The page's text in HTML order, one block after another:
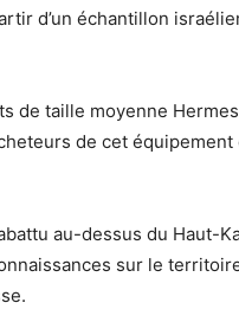
d’un échantillon
de taille moyenne
de cet
au-dessus du Haut-
sur le